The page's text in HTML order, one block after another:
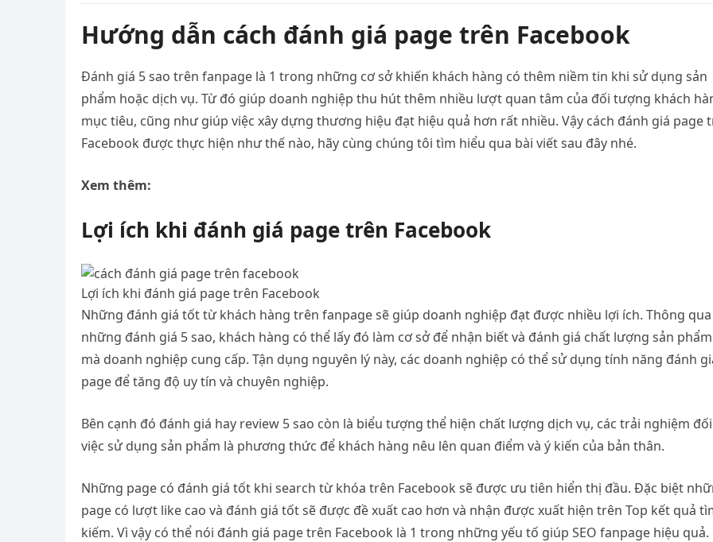
Hướng dẫn cách đánh giá page trên Facebook
Đánh giá 5 sao trên fanpage là 1 trong những cơ sở khiến khách hàng có thêm niềm tin khi sử dụng sản
phẩm hoặc dịch vụ. Từ đó giúp doanh nghiệp thu hút thêm nhiều lượt quan tâm của đối tượng khách
mục tiêu, cũng như giúp việc xây dựng thương hiệu đạt hiệu quả hơn rất nhiều. Vậy cách đánh giá page
Facebook được thực hiện như thế nào, hãy cùng chúng tôi tìm hiểu qua bài viết sau đây nhé.
Xem thêm:
Lợi ích khi đánh giá page trên Facebook
Lợi ích khi đánh giá page trên Facebook
Những đánh giá tốt từ khách hàng trên fanpage sẽ giúp doanh nghiệp đạt được nhiều lợi ích. Thông qua
những đánh giá 5 sao, khách hàng có thể lấy đó làm cơ sở để nhận biết và đánh giá chất lượng sản phẩm
mà doanh nghiệp cung cấp. Tận dụng nguyên lý này, các doanh nghiệp có thể sử dụng tính năng đánh
page để tăng độ uy tín và chuyên nghiệp.
Bên cạnh đó đánh giá hay review 5 sao còn là biểu tượng thể hiện chất lượng dịch vụ, các trải nghiệm
việc sử dụng sản phẩm là phương thức để khách hàng nêu lên quan điểm và ý kiến của bản thân.
Những page có đánh giá tốt khi search từ khóa trên Facebook sẽ được ưu tiên hiển thị đầu. Đặc biệt
page có lượt like cao và đánh giá tốt sẽ được đề xuất cao hơn và nhận được xuất hiện trên Top kết quả
kiếm. Vì vậy có thể nói đánh giá page trên Facebook là 1 trong những yếu tố giúp SEO fanpage hiệu quả.